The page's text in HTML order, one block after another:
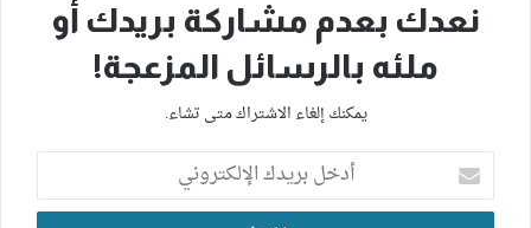
نعدك بعدم مشاركة بريدك أو
ملئه بالرسائل المزعجة!
يمكنك إلغاء الاشتراك متى تشاء.
أدخل
بريدك
الإلكتروني